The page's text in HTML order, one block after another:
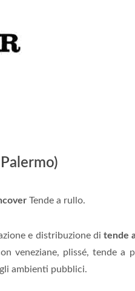
Tende a rullo.
e distribuzione di tende
veneziane, plissé, tende a
ambienti pubblici.